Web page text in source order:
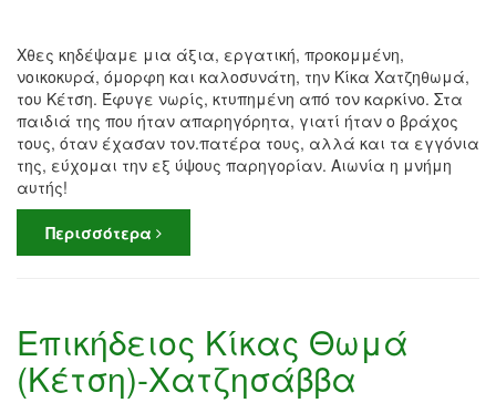
Χθες κηδέψαμε μια άξια, εργατική, προκομμένη,
νοικοκυρά, όμορφη και καλοσυνάτη, την Κίκα Χατζηθωμά,
του Κέτση. Έφυγε νωρίς, κτυπημένη από τον καρκίνο. Στα
παιδιά της που ήταν απαρηγόρητα, γιατί ήταν ο βράχος
τους, όταν έχασαν τον.πατέρα τους, αλλά και τα εγγόνια
της, εύχομαι την εξ ύψους παρηγορίαν. Αιωνία η μνήμη
αυτής!
Περισσότερα
Επικήδειος Κίκας Θωμά
(Κέτση)-Χατζησάββα